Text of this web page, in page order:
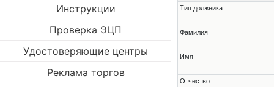
Инструкции
Проверка ЭЦП
Удостоверяющие центры
Реклама торгов
Тип должника
Фамилия
Имя
Отчество